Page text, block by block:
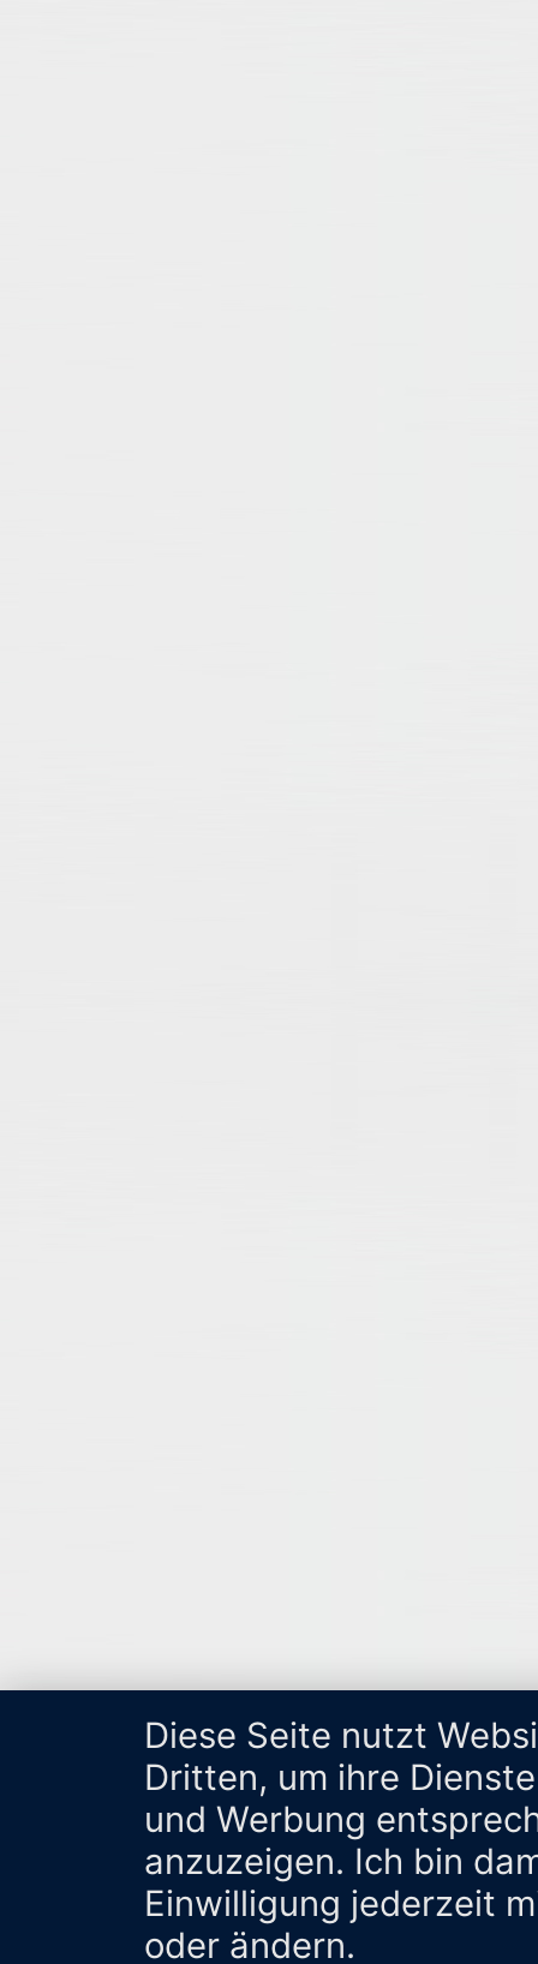
Diese Seite nutzt
Dritten, um ihre
und Werbung
anzuzeigen. Ich bin
Einwilligung jederzeit
oder ändern.